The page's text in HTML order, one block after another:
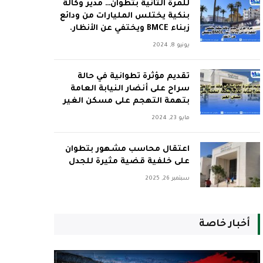
للمرة الثانية بتطوان… مدير وكالة
بنكية يختلس المليارات من ودائع
زبناء BMCE ويختفي عن الأنظار.
يونيو 8, 2024
تقديم مؤثرة تطوانية في حالة
سراح على أنضار النيابة العامة
بتهمة التهجم على مسكن الغير
مايو 23, 2024
اعتقال محاسب مشهور بتطوان
على خلفية قضية مثيرة للجدل
سبتمبر 26, 2025
أخبار خاصة